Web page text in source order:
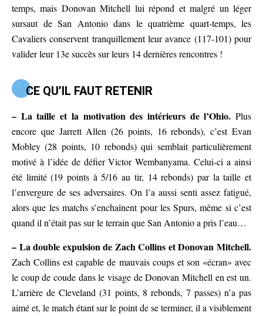
temps, mais Donovan Mitchell lui répond et malgré un léger
sursaut de San Antonio dans le quatrième quart-temps, les
Cavaliers conservent tranquillement leur avance (117-101) pour
valider leur 13e succès sur leurs 14 dernières rencontres !
CE QU’IL FAUT RETENIR
– La taille et la motivation des intérieurs de l’Ohio. Plus
encore que Jarrett Allen (26 points, 16 rebonds), c’est Evan
Mobley (28 points, 10 rebonds) qui semblait particulièrement
motivé à l’idée de défier Victor Wembanyama. Celui-ci a ainsi
été limité (19 points à 5/16 au tir, 14 rebonds) par la taille et
l’envergure de ses adversaires. On l’a aussi senti assez fatigué,
alors que les matchs s’enchaînent pour les Spurs, même si c’est
quand il n’était pas sur le terrain que San Antonio a pris l’eau…
– La double expulsion de Zach Collins et Donovan Mitchell.
Zach Collins est capable de mauvais coups et son «écran» avec
le coup de coude dans le visage de Donovan Mitchell en est un.
L’arrière de Cleveland (31 points, 8 rebonds, 7 passes) n’a pas
aimé et, le match étant sur le point de se terminer, il a visiblement